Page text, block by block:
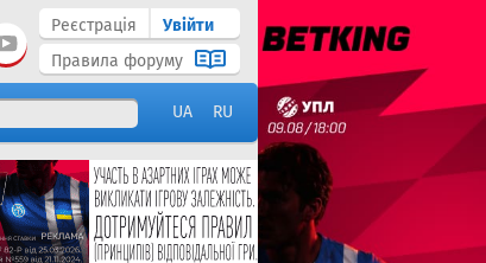
Реєстрація
Увійти
Правила форуму
UA RU